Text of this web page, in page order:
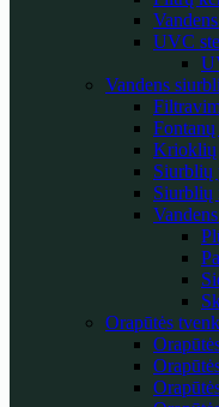
UVC
Vandens
Krioklių
Siurblių
Siurblių
Orapūtės